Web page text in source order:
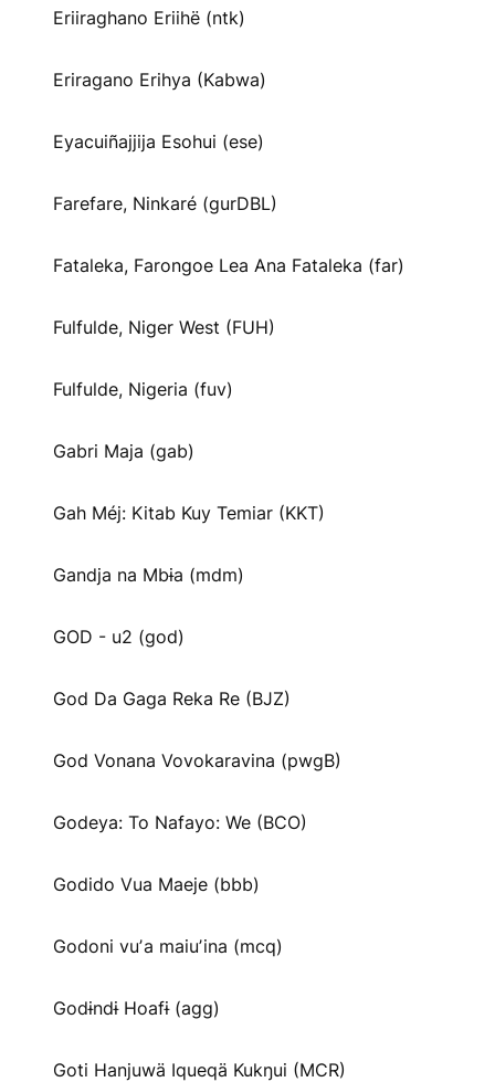
Eriiraghano Eriihë (ntk)
Eriragano Erihya (Kabwa)
Eyacuiñajjija Esohui (ese)
Farefare, Ninkaré (gurDBL)
Fataleka, Farongoe Lea Ana Fataleka (far)
Fulfulde, Niger West (FUH)
Fulfulde, Nigeria (fuv)
Gabri Maja (gab)
Gah Méj: Kitab Kuy Temiar (KKT)
Gandja na Mbɨa (mdm)
GOD - u2 (god)
God Da Gaga Reka Re (BJZ)
God Vonana Vovokaravina (pwgB)
Godeya: To Nafayo: We (BCO)
Godido Vua Maeje (bbb)
Godoni vuʼa maiuʼina (mcq)
Godɨndɨ Hoafɨ (agg)
Goti Hanjuwä Iqueqä Kukŋui (MCR)